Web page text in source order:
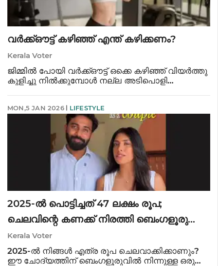
വർക്ക്ഔട്ട് കഴിഞ്ഞ് എന്ത് കഴിക്കണം?
Kerala Voter
ജിമ്മിൽ പോയി വർക്ക്ഔട്ട് ഒക്കെ കഴിഞ്ഞ് വിയർത്തു
കുളിച്ചു നിൽക്കുമ്പോൾ നല്ല അടിപൊളി
കഷ്ടപ്പെട്ട് വർക്ക്ഔട്ട് ചെയ്ത് ഉണ്ടാക്കിയ ആ
MON,5 JAN 2026 LIFESTYLE
2025-ൽ പൊട്ടിച്ചത് 47 ലക്ഷം രൂപ;
ചെലവിന്റെ കണക്ക് നിരത്തി ബെംഗളൂരു
ദമ്പതികൾ, അമ്പരന്ന് സോഷ്യൽ മീഡിയ
Kerala Voter
2025-ൽ നിങ്ങൾ എത്ര രൂപ ചെലവാക്കിക്കാണും?
ഈ ചോദ്യത്തിന് ബെംഗളൂരുവിൽ നിന്നുള്ള ഒരു